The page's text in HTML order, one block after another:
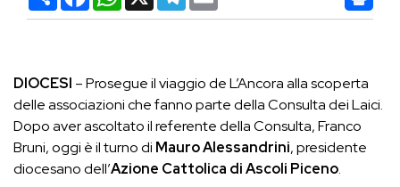
DIOCESI – Prosegue il viaggio de L’Ancora alla scoperta
delle associazioni che fanno parte della Consulta dei Laici.
Dopo aver ascoltato il referente della Consulta, Franco
Bruni, oggi è il turno di Mauro Alessandrini, presidente
diocesano dell’Azione Cattolica di Ascoli Piceno.